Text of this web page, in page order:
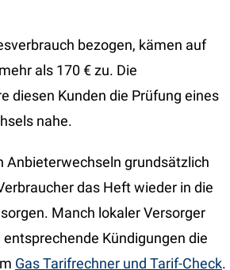
bezogen, kämen auf
als 170 € zu. Die
diesen Kunden die Prüfung eines
nahe.
Anbieterwechseln grundsätzlich
das Heft wieder in die
Manch lokaler Versorger
Kündigungen die
Gas Tarifrechner und Tarif-Check.